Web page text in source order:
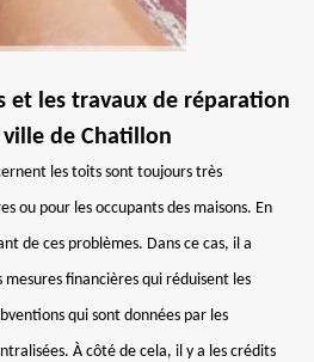
et les travaux de réparation
de Chatillon
les toits sont toujours très
ou pour les occupants des maisons. En
de ces problèmes. Dans ce cas, il a
financières qui réduisent les
qui sont données par les
À côté de cela, il y a les crédits